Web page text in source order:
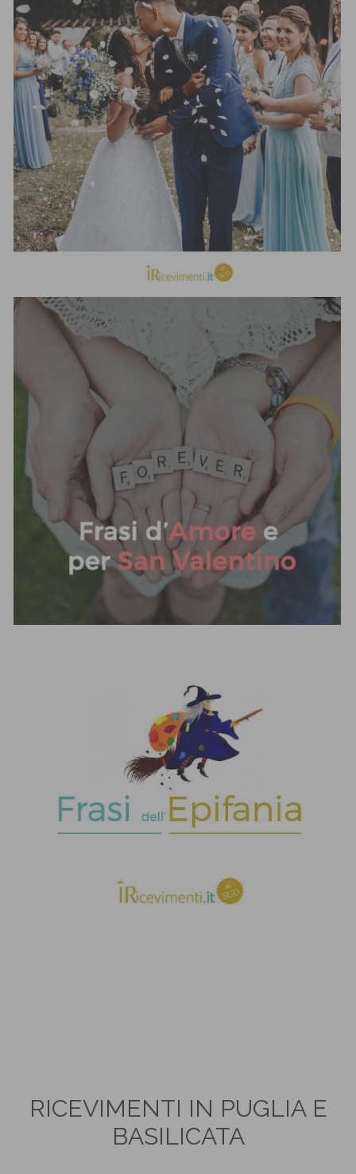
RICEVIMENTI IN PUGLIA E
BASILICATA